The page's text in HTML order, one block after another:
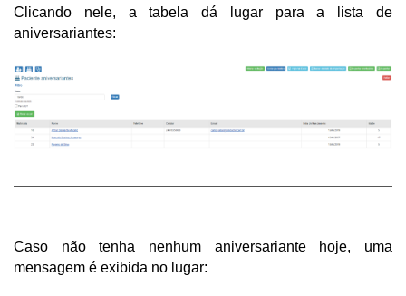
Clicando nele, a tabela dá lugar para a lista de
aniversariantes:
Caso não tenha nenhum aniversariante hoje, uma
mensagem é exibida no lugar: